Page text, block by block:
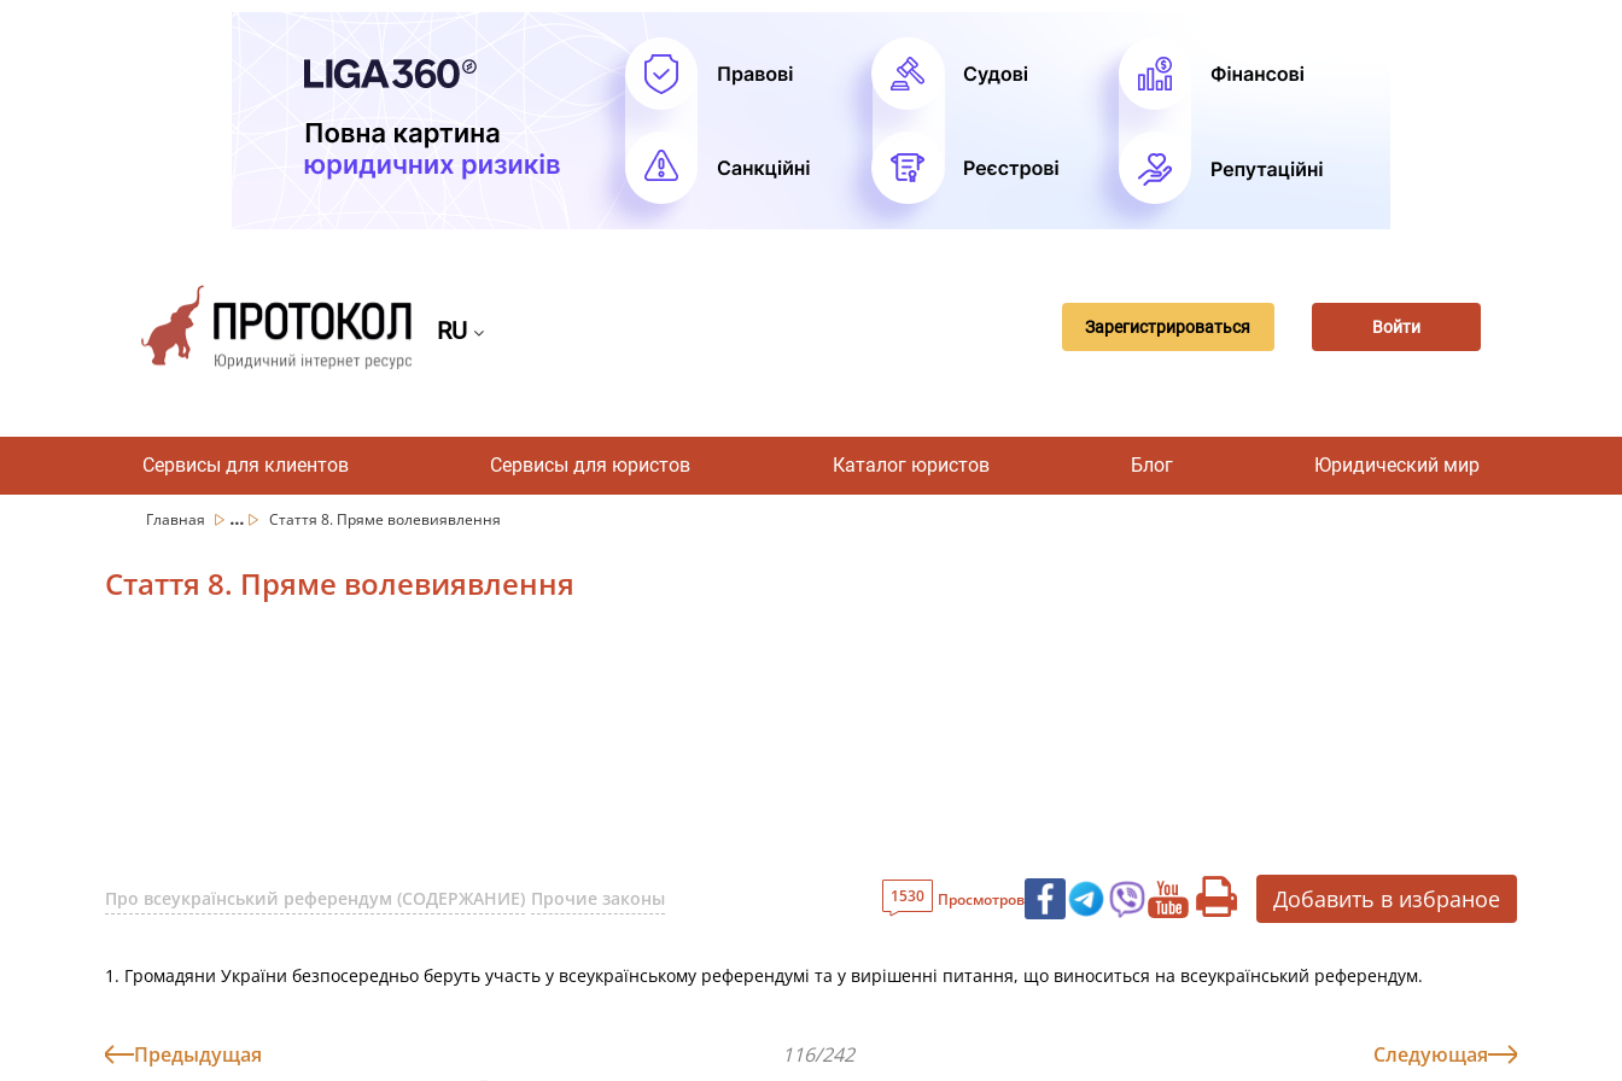
RU Зарегистрироваться Войти
Сервисы для клиентов Сервисы для юристов Каталог юристов Блог Юридический мир
Главная ... Стаття 8. Пряме волевиявлення
Стаття 8. Пряме волевиявлення
Про всеукраїнський референдум (СОДЕРЖАНИЕ) Прочие законы 1530 Просмотров Добавить в избраное
1. Громадяни України безпосередньо беруть участь у всеукраїнському референдумі та у вирішенні питання, що виноситься на всеукраїнський референдум.
Предыдущая 116/242 Следующая